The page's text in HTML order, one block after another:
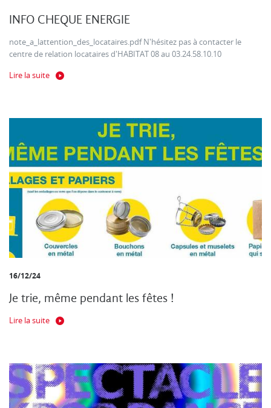
INFO CHEQUE ENERGIE
note_a_lattention_des_locataires.pdf N'hésitez pas à contacter le
centre de relation locataires d'HABITAT 08 au 03.24.58.10.10
Lire la suite
16/12/24
Je trie, même pendant les fêtes !
Lire la suite